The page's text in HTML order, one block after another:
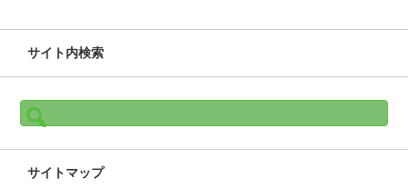
サイト内検索
検
索:
サイトマップ